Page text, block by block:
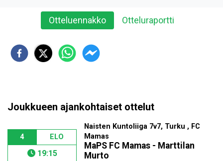
Otteluennakko Otteluraportti
Joukkueen ajankohtaiset ottelut
4 ELO
19:15
Naisten Kuntoliiga 7v7, Turku , FC
Mamas
MaPS FC Mamas - Marttilan
Murto